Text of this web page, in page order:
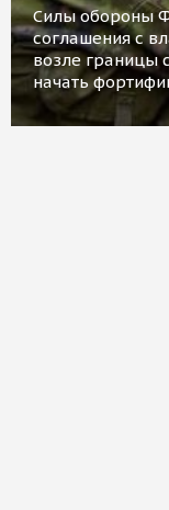
Силы обороны
соглашения с
возле границы
начать